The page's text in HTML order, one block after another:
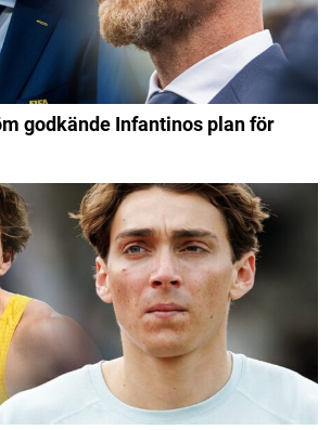
godkände Infantinos plan för